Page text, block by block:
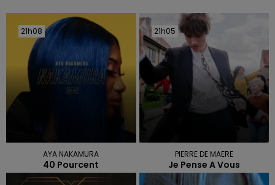
21h08
21h08
AYA NAKAMURA
40 Pourcent
21h05
21h05
PIERRE DE MAERE
Je Pense A Vous